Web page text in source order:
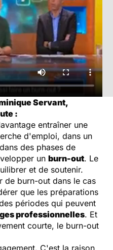
Servant,
:
entraîner une
d'emploi, dans un
des phases de
un burn-out. Le
et de soutenir.
de burn-out dans le cas
que les préparations
périodes qui peuvent
professionnelles. Et
courte, le burn-out
C'est la raison